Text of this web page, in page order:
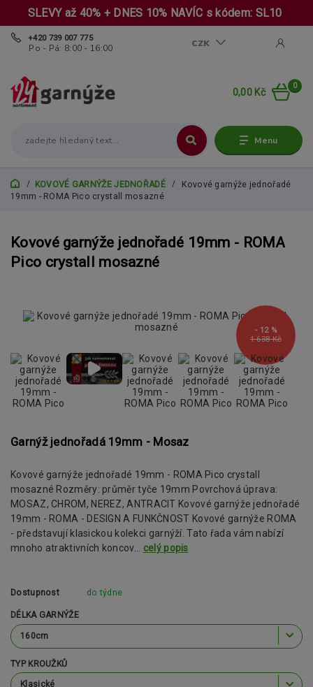
SLEVY až 40% + DNES 10% NAVÍC s kódem: SL10
Menu
CZK
+420 739 007 775
Po - Pá: 8:00 - 16:00
0
0,00 Kč
KOVOVÉ GARNÝŽE JEDNOŘADÉ
Kovové garnýže jednořadé
19mm - ROMA Pico crystall mosazné
Kovové garnýže jednořadé 19mm - ROMA
Pico crystall mosazné
1 638 Kč
- 12 %
Garnýž jednořadá 19mm - Mosaz
Kovové garnýže jednořadé 19mm - ROMA Pico crystall
mosazné Rozměry: průměr tyče 19mm Povrchová úprava:
MOSAZ, CHROM, NEREZ, ANTRACIT Kovové garnýže jednořadé
19mm - ROMA - DESIGN A FUNKČNOST Kovové garnýže ROMA
- představují klasickou kolekci garnýží. Tato řada vám nabízí
mnoho atraktivních koncov... celý popis
Dostupnost do týdne
DÉLKA GARNÝŽE
TYP KROUŽKŮ